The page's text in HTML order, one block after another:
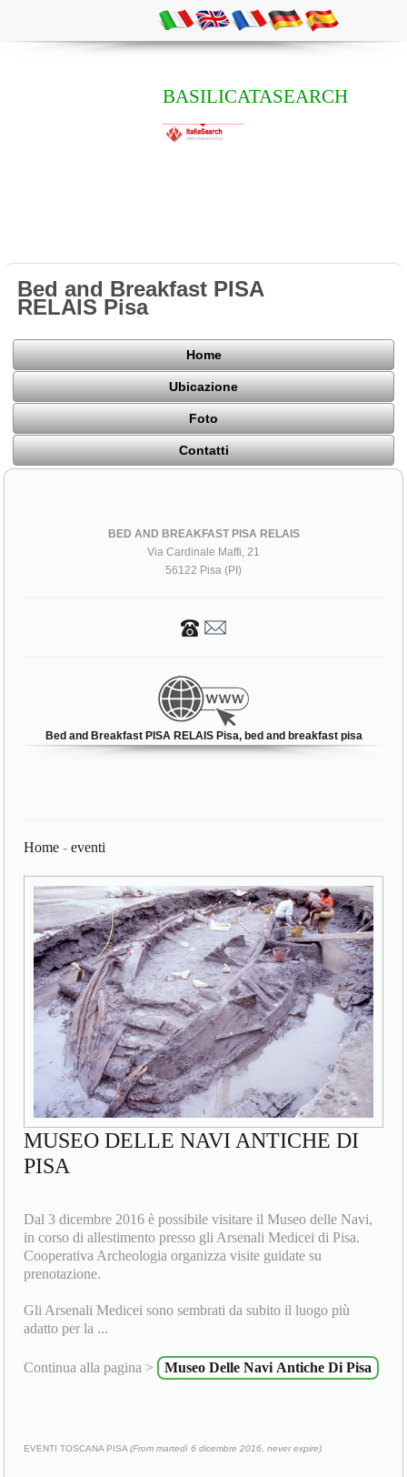
BASILICATASEARCH
Bed and Breakfast PISA
RELAIS Pisa
Home
Ubicazione
Foto
Contatti
BED AND BREAKFAST PISA RELAIS
Via Cardinale Maffi, 21
56122 Pisa (PI)
Bed and Breakfast PISA RELAIS Pisa, bed and breakfast pisa
Home -eventi
MUSEO DELLE NAVI ANTICHE DI
PISA
Dal 3 dicembre 2016 è possibile visitare il Museo delle Navi,
in corso di allestimento presso gli Arsenali Medicei di Pisa.
Cooperativa Archeologia organizza visite guidate su
prenotazione.
Gli Arsenali Medicei sono sembrati da subito il luogo più
adatto per la ...
Continua alla pagina > Museo Delle Navi Antiche Di Pisa
EVENTI TOSCANA PISA(From martedì 6 dicembre 2016, never expire)